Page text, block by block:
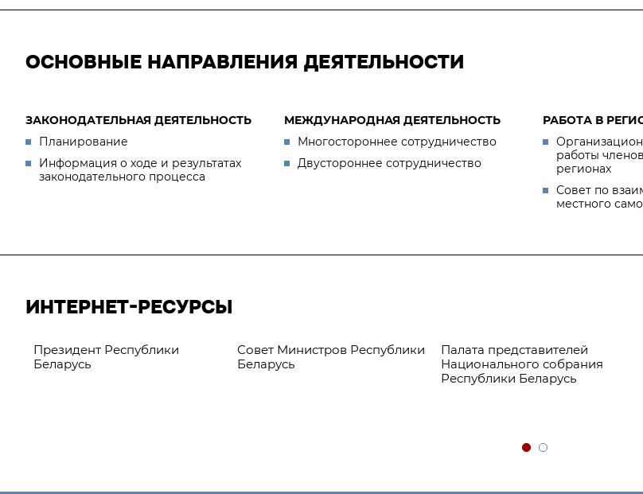
ОСНОВНЫЕ НАПРАВЛЕНИЯ ДЕЯТЕЛЬНОСТИ
ЗАКОНОДАТЕЛЬНАЯ ДЕЯТЕЛЬНОСТЬ
Планирование
Информация о ходе и результатах
законодательного процесса
МЕЖДУНАРОДНАЯ ДЕЯТЕЛЬНОСТЬ
Многостороннее сотрудничество
Двустороннее сотрудничество
РАБОТА В
работы
регионах
Совет по
местного
ИНТЕРНЕТ-РЕСУРСЫ
Президент Республики
Беларусь
Совет Министров Республики
Беларусь
Палата представителей
Национального собрания
Республики Беларусь